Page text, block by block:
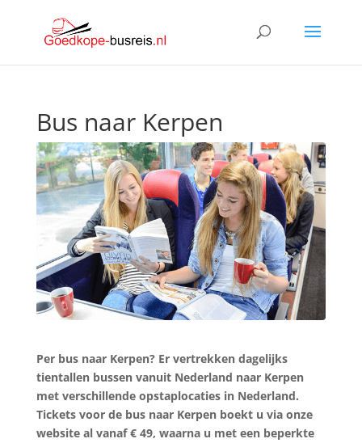
Bus naar Kerpen
Per bus naar Kerpen? Er vertrekken dagelijks
tientallen bussen vanuit Nederland naar Kerpen
met verschillende opstaplocaties in Nederland.
Tickets voor de bus naar Kerpen boekt u via onze
website al vanaf € 49, waarna u met een beperkte